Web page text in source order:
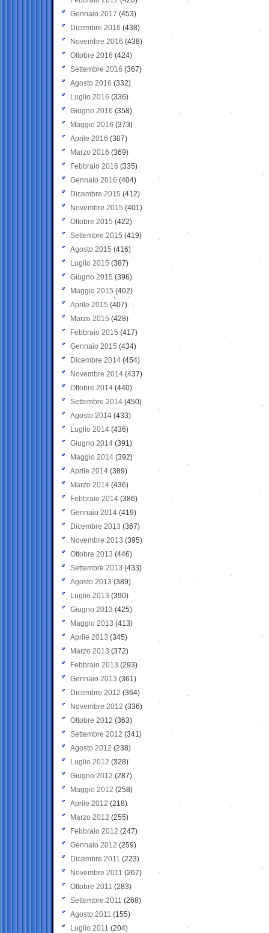
Gennaio 2017 (453)
Dicembre 2016 (438)
Novembre 2016 (438)
Ottobre 2016 (424)
Settembre 2016 (367)
Agosto 2016 (332)
Luglio 2016 (336)
Giugno 2016 (358)
Maggio 2016 (373)
Aprile 2016 (307)
Marzo 2016 (369)
Febbraio 2016 (335)
Gennaio 2016 (404)
Dicembre 2015 (412)
Novembre 2015 (401)
Ottobre 2015 (422)
Settembre 2015 (419)
Agosto 2015 (416)
Luglio 2015 (387)
Giugno 2015 (396)
Maggio 2015 (402)
Aprile 2015 (407)
Marzo 2015 (428)
Febbraio 2015 (417)
Gennaio 2015 (434)
Dicembre 2014 (454)
Novembre 2014 (437)
Ottobre 2014 (440)
Settembre 2014 (450)
Agosto 2014 (433)
Luglio 2014 (436)
Giugno 2014 (391)
Maggio 2014 (392)
Aprile 2014 (389)
Marzo 2014 (436)
Febbraio 2014 (386)
Gennaio 2014 (419)
Dicembre 2013 (367)
Novembre 2013 (395)
Ottobre 2013 (446)
Settembre 2013 (433)
Agosto 2013 (389)
Luglio 2013 (390)
Giugno 2013 (425)
Maggio 2013 (413)
Aprile 2013 (345)
Marzo 2013 (372)
Febbraio 2013 (293)
Gennaio 2013 (361)
Dicembre 2012 (364)
Novembre 2012 (336)
Ottobre 2012 (363)
Settembre 2012 (341)
Agosto 2012 (238)
Luglio 2012 (328)
Giugno 2012 (287)
Maggio 2012 (258)
Aprile 2012 (218)
Marzo 2012 (255)
Febbraio 2012 (247)
Gennaio 2012 (259)
Dicembre 2011 (223)
Novembre 2011 (267)
Ottobre 2011 (283)
Settembre 2011 (268)
Agosto 2011 (155)
Luglio 2011 (204)